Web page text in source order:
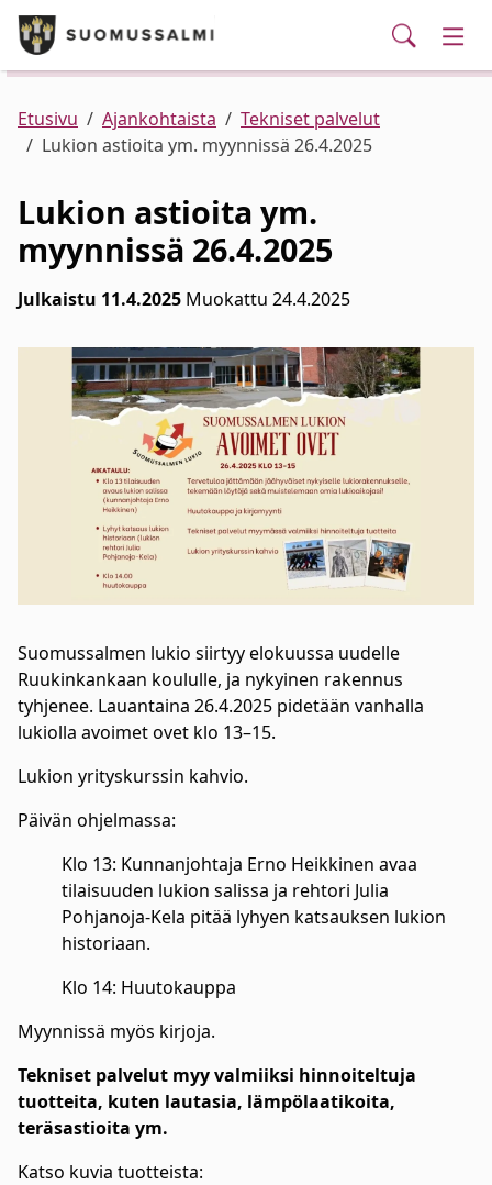
Siirry pääsisältöön
Puhelinluettelo/yhteystiedot
Palvelut
Ajankohtaista
Verkkokauppa
Haku
Kunta ja hallinto
Asuminen ja ympäristö
Elinvoima
Kulttuuri, vapaa-aika ja nuoret
Etusivu Ajankohtaista
Tekniset palvelut
Lukion astioita ym. myynnissä 26.4.2025
Lukion astioita ym.
myynnissä 26.4.2025
Julkaistu 11.4.2025 Muokattu 24.4.2025
Suomussalmen lukio siirtyy elokuussa uudelle
Ruukinkankaan koululle, ja nykyinen rakennus
tyhjenee. Lauantaina 26.4.2025 pidetään vanhalla
lukiolla avoimet ovet klo 13–15.
Lukion yrityskurssin kahvio.
Päivän ohjelmassa:
Klo 13: Kunnanjohtaja Erno Heikkinen avaa
tilaisuuden lukion salissa ja rehtori Julia
Pohjanoja-Kela pitää lyhyen katsauksen lukion
historiaan.
Klo 14: Huutokauppa
Myynnissä myös kirjoja.
Tekniset palvelut myy valmiiksi hinnoiteltuja
tuotteita, kuten lautasia, lämpölaatikoita,
teräsastioita ym.
Katso kuvia tuotteista: